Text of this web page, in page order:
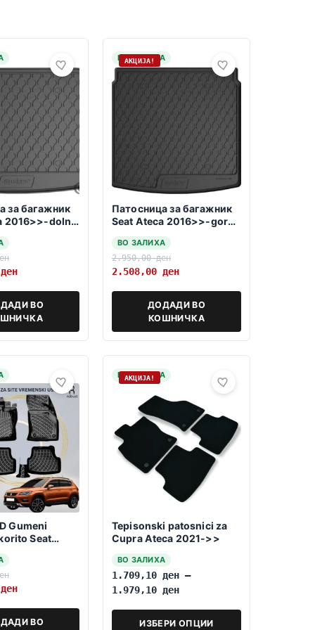
за багажник
2016>>-dolna
ден
ВО
НА ЗАЛИХА
АКЦИЈА!
Патосница за багажник
Seat Ateca 2016>>-gorna
ВО ЗАЛИХА
2.950,00ден
2.508,00 ден
ДОДАДИ ВО
КОШНИЧКА
Gumeni
Seat
ден
ВО
НА ЗАЛИХА
АКЦИЈА!
Tepisonski patosnici za
Cupra Ateca 2021->>
ВО ЗАЛИХА
1.709,10 ден –
1.979,10 ден
ИЗБЕРИ ОПЦИИ